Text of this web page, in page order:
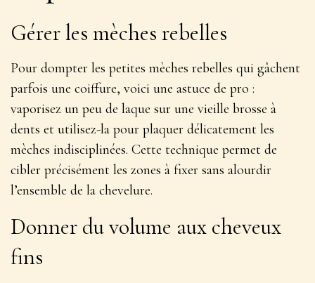
Gérer les mèches rebelles
Pour dompter les petites mèches rebelles qui gâchent
parfois une coiffure, voici une astuce de pro :
vaporisez un peu de laque sur une vieille brosse à
dents et utilisez-la pour plaquer délicatement les
mèches indisciplinées. Cette technique permet de
cibler précisément les zones à fixer sans alourdir
l’ensemble de la chevelure.
Donner du volume aux cheveux
fins